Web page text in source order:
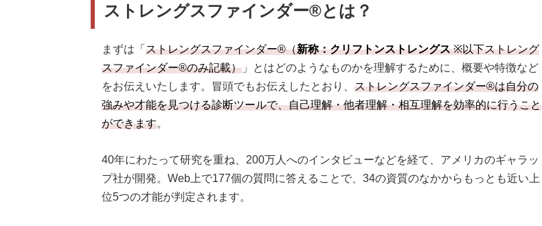
ストレングスファインダー®とは？
まずは「 ストレングスファインダー®（新称：クリフトンストレングス※以下ストレング
スファインダー®のみ記載） 」とはどのようなものかを理解するために、概要や特徴など
をお伝えいたします。冒頭でもお伝えしたとおり、 ストレングスファインダー®は自分の
強みや才能を見つける診断ツールで、自己理解・他者理解・相互理解を効率的に行うこと
ができます。
40年にわたって研究を重ね、200万人へのインタビューなどを経て、アメリカのギャラッ
プ社が開発。Web上で177個の質問に答えることで、34の資質のなかからもっとも近い上
位5つの才能が判定されます。